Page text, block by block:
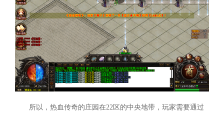
所以，热血传奇的庄园在22区的中央地带，玩家需要通过